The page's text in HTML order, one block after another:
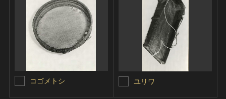
コゴメトシ ユリワ